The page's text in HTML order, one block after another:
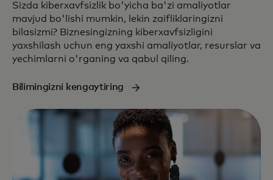
Sizda kiberxavfsizlik bo'yicha ba'zi amaliyotlar
mavjud bo'lishi mumkin, lekin zaifliklaringizni
bilasizmi? Biznesingizning kiberxavfsizligini
yaxshilash uchun eng yaxshi amaliyotlar, resurslar va
yechimlarni o'rganing va qabul qiling.
Bilimingizni kengaytiring